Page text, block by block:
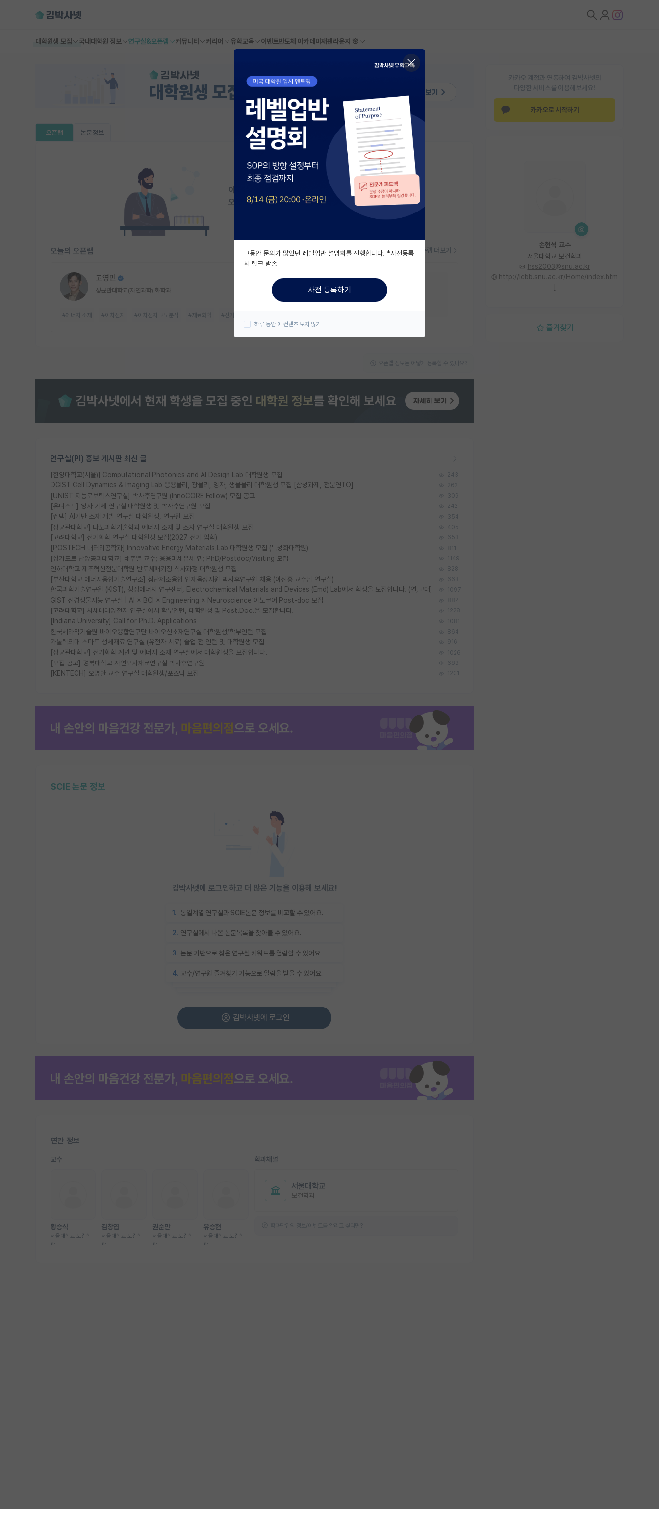
대학원생 모집 국내대학원 정보 연구실&오픈랩 커뮤니티 커리어 유학교육 이벤트반도체 아카데미 재팬라운지 🌸
오픈랩 논문정보
이 연구실은 아직 오픈랩 정보가
등록되지 않았습니다.
오픈랩이 등록된 연구실은 어떠신가요?
오늘의 오픈랩 오픈랩 더보기
고영민
성균관대학교(자연과학) 화학과
#에너지 소재 #이차전지 #이차전지 고도분석 #재료화학 #전기화학
지금 연구실 모집중이에요!
대학원생 박사후연구원
오픈랩 정보는 어떻게 등록할 수 있나요?
연구실(PI) 홍보 게시판 최신 글
[한양대학교(서울)] Computational Photonics and AI Design Lab 대학원생 모집 243
DGIST Cell Dynamics & Imaging Lab 응용물리, 광물리, 양자, 생물물리 대학원생 모집 [삼성과제, 전문연TO] 262
[UNIST 지능로보틱스연구실] 박사후연구원 (InnoCORE Fellow) 모집 공고 309
[유니스트] 양자 기체 연구실 대학원생 및 박사후연구원 모집 242
[켄텍] AI기반 소재 개발 연구실 대학원생, 연구원 모집 354
[성균관대학교] 나노과학기술학과 에너지 소재 및 소자 연구실 대학원생 모집 405
[고려대학교] 전기화학 연구실 대학원생 모집(2027 전기 입학) 653
[POSTECH 배터리공학과] Innovative Energy Materials Lab 대학원생 모집 (특성화대학원) 811
[싱가포르 난양공과대학교] 배주열 교수; 응용미세유체 랩; PhD/Postdoc/Visiting 모집 1149
인하대학교 제조혁신전문대학원 반도체패키징 석사과정 대학원생 모집 828
[부산대학교 에너지융합기술연구소] 첨단제조융합 인재육성지원 박사후연구원 채용 (이진홍 교수님 연구실) 668
한국과학기술연구원 (KIST), 청정에너지 연구센터, Electrochemical Materials and Devices (Emd) Lab에서 학생을 모집합니다. (연,고대) 1097
GIST 신경생물지능 연구실 | AI × BCI × Engineering × Neuroscience 이노코어 Post-doc 모집 882
[고려대학교] 차새대태양전지 연구실에서 학부인턴, 대학원생 및 Post.Doc.을 모집합니다. 1228
[Indiana University] Call for Ph.D. Applications 1081
한국세라믹기술원 바이오융합연구단 바이오신소재연구실 대학원생/학부인턴 모집 864
가톨릭의대 스마트 생체재료 연구실 (유전자 치료) 졸업 전 인턴 및 대학원생 모집 916
[성균관대학교] 전기화학 계면 및 에너지 소재 연구실에서 대학원생을 모집합니다. 1026
[모집 공고] 경북대학교 자연모사재료연구실 박사후연구원 683
[KENTECH] 오명환 교수 연구실 대학원생/포스닥 모집 1201
SCIE 논문 정보
김박사넷에 로그인하고 더 많은 기능을 이용해 보세요!
1. 동일계열 연구실과 SCIE논문 정보를 비교할 수 있어요.
2. 연구실에서 나온 논문목록을 찾아볼 수 있어요.
3. 논문 기반으로 찾은 연구실 키워드를 열람할 수 있어요.
4. 교수/연구원 즐겨찾기 기능으로 알람을 받을 수 있어요.
김박사넷에 로그인
연관 정보
교수
황승식
서울대학교 보건학
과
김창엽
서울대학교 보건학
과
권순만
서울대학교 보건학
과
유승현
서울대학교 보건학
과
학과채널
서울대학교
보건학과
학과단위의 정보/이벤트를 알리고 싶다면?
그동안 문의가 많았던 레벨업반 설명회를 진행합니다. *사전등록
시 링크 발송
사전 등록하기
하루 동안 이 컨텐츠 보지 않기
카카오 계정과 연동하여 김박사넷의
다양한 서비스를 이용해보세요!
카카오로 시작하기
손현석 교수
서울대학교 보건학과
hss2003@snu.ac.kr
http://lcbb.snu.ac.kr/Home/index.htm
즐겨찾기